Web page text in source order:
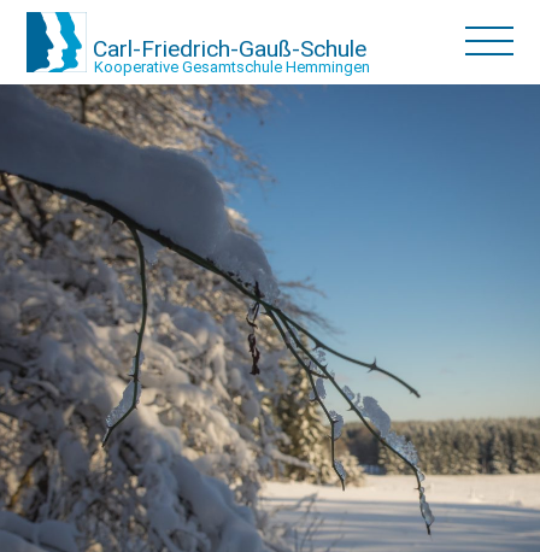
Carl-Friedrich-Gauß-Schule
Kooperative Gesamtschule Hemmingen